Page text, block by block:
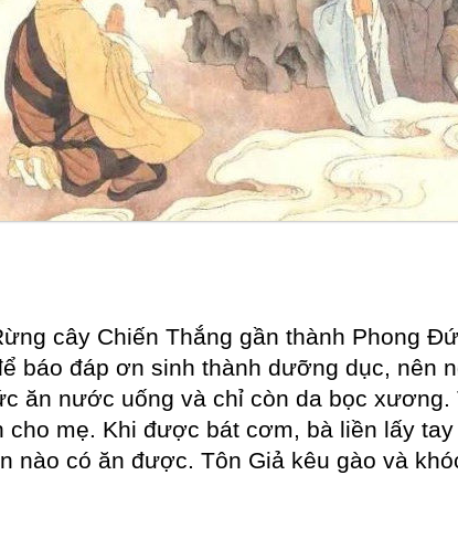
cây Chiến Thắng gần thành Phong
báo đáp ơn sinh thành dưỡng dục, nên
ăn nước uống và chỉ còn da bọc xương.
mẹ. Khi được bát cơm, bà liền lấy
có ăn được. Tôn Giả kêu gào và